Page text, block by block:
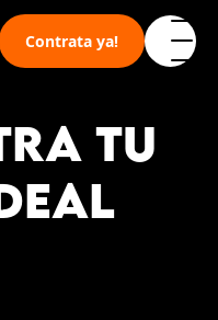
Contrata ya!
Nosotros
Planes
TU